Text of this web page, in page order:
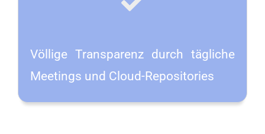
Völlige Transparenz durch tägliche
Meetings und Cloud-Repositories